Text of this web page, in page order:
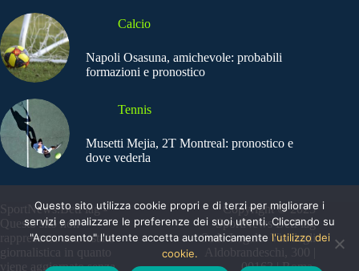
Calcio
Napoli Osasuna, amichevole: probabili
formazioni e pronostico
Tennis
Musetti Mejia, 2T Montreal: pronostico e
dove vederla
SportNews.BetFlag -
Questo sito non
rappresenta una testata
giornalistica in quanto
viene aggiornato senza
Copyright © 2025
SportNews BetFlag
Sede Legale: Via degli
Aldobrandeschi, 300 |
00163 | Roma
Questo sito utilizza cookie propri e di terzi per migliorare i
servizi e analizzare le preferenze dei suoi utenti. Cliccando su
"Acconsento" l'utente accetta automaticamente l'utilizzo dei
cookie.